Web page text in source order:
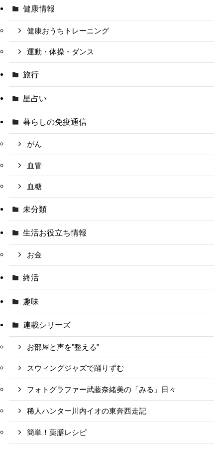
健康情報
健康おうちトレーニング
運動・体操・ダンス
旅行
星占い
暮らしの免疫通信
がん
血管
血糖
未分類
生活お役立ち情報
お金
終活
趣味
連載シリーズ
お部屋と声を"整える"
スウィングジャズで踊りずむ
フォトグラファー武藤奈緒美の「みる」日々
稀人ハンター川内イオの東奔西走記
簡単！薬膳レシピ